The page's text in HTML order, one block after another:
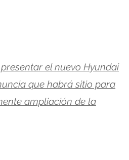
el nuevo Hyundai
que habrá sitio para
ampliación de la